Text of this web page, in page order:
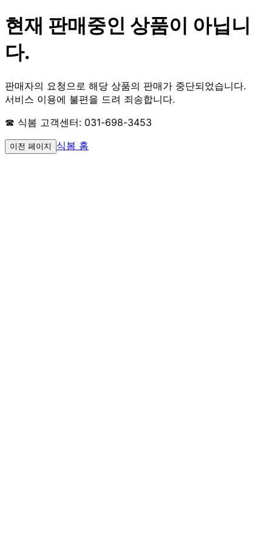
현재 판매중인 상품이 아닙니
다.
판매자의 요청으로 해당 상품의 판매가 중단되었습니다.
서비스 이용에 불편을 드려 죄송합니다.
☎ 식봄 고객센터: 031-698-3453
이전 페이지 식봄 홈